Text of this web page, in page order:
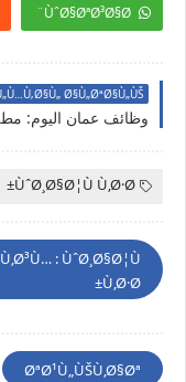
ÙˆØ§ØªØ³Ø§Ø¨
Ø§Ù„ØªØ§Ù„ÙŠ
ÙˆØ¸Ø§Ø¦Ù Ù‚Ø·Ø±
: ÙˆØ¸Ø§Ø¦Ù
Ù‚Ø·Ø±
ØªØ¹Ù„ÙŠÙ‚Ø§Øª